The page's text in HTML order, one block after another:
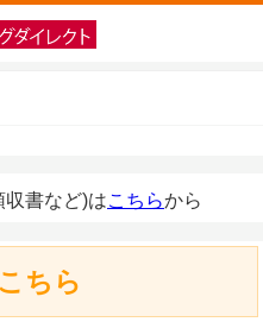
収書など)はこちらから
ちら